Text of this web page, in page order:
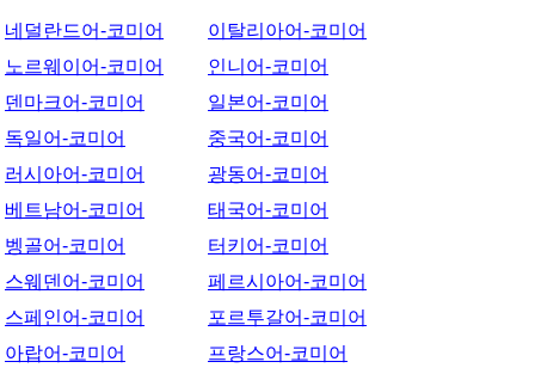
네덜란드어-코미어
노르웨이어-코미어
덴마크어-코미어
독일어-코미어
러시아어-코미어
베트남어-코미어
벵골어-코미어
스웨덴어-코미어
스페인어-코미어
아랍어-코미어
이탈리아어-코미어
인니어-코미어
일본어-코미어
중국어-코미어
광동어-코미어
태국어-코미어
터키어-코미어
페르시아어-코미어
포르투갈어-코미어
프랑스어-코미어